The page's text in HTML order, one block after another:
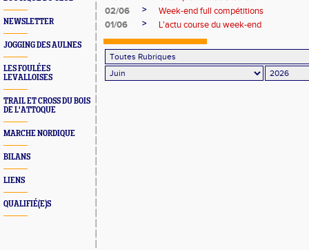
NEWSLETTER
JOGGING DES AULNES
LES FOULÉES
LEVALLOISES
TRAIL ET CROSS DU BOIS
DE L'ATTOQUE
MARCHE NORDIQUE
BILANS
LIENS
QUALIFIÉ(E)S
02/06
>
Week-end full compétitions
01/06
> L'actu course du week-end